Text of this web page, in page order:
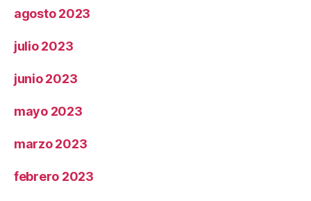
agosto 2023
julio 2023
junio 2023
mayo 2023
marzo 2023
febrero 2023